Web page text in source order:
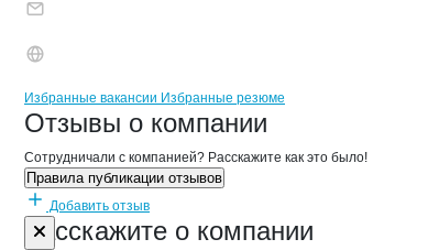
Брендыкомпани ВОСХОД
Вакансии вВОСХОД
Избранные вакансии Избранные резюме
Новости oВОСХОД ТОРГОВЫЙ
Отзывы о компании
Сотрудничали с компанией? Расскажите как это было!
Правила публикации отзывов
Добавить отзыв
Расскажите о компании
Форма обратной связи о